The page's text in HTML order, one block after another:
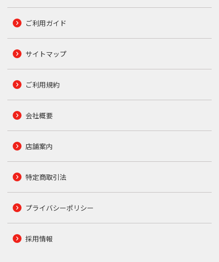
ご利用ガイド
サイトマップ
ご利用規約
会社概要
店舗案内
特定商取引法
プライバシーポリシー
採用情報